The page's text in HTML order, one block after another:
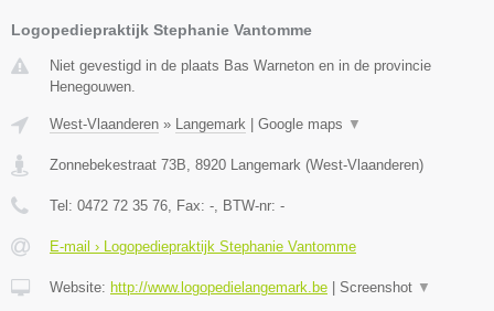
Logopediepraktijk Stephanie Vantomme
Niet gevestigd in de plaats Bas Warneton en in de provincie
Henegouwen.
West-Vlaanderen » Langemark Google maps ▼
Zonnebekestraat 73B, 8920 Langemark (West-Vlaanderen)
Tel: 0472 72 35 76, Fax: -, BTW-nr: -
E-mail › Logopediepraktijk Stephanie Vantomme
Website: http://www.logopedielangemark.be Screenshot ▼